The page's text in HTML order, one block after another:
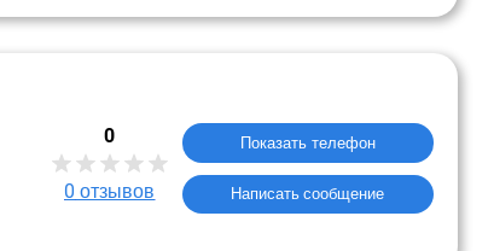
0
0 отзывов
Показать телефон
Написать сообщение